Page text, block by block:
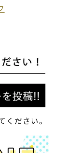
ください。